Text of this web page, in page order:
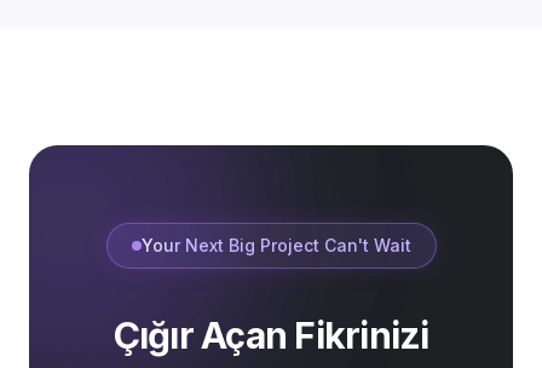
Your Next Big Project Can't Wait
Çığır Açan Fikrinizi